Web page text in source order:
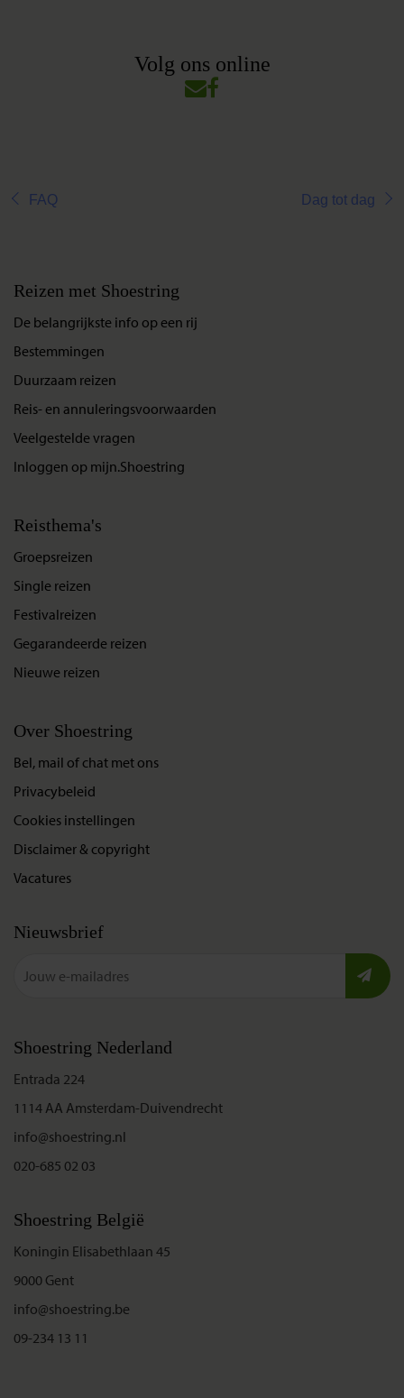
Volg ons online
FAQ Dag tot dag
Reizen met Shoestring
De belangrijkste info op een rij
Bestemmingen
Duurzaam reizen
Reis- en annuleringsvoorwaarden
Veelgestelde vragen
Inloggen op mijn.Shoestring
Reisthema's
Groepsreizen
Single reizen
Festivalreizen
Gegarandeerde reizen
Nieuwe reizen
Over Shoestring
Bel, mail of chat met ons
Privacybeleid
Cookies instellingen
Disclaimer & copyright
Vacatures
Nieuwsbrief
Shoestring Nederland
Entrada 224
1114 AA Amsterdam-Duivendrecht
info@shoestring.nl
020-685 02 03
Shoestring België
Koningin Elisabethlaan 45
9000 Gent
info@shoestring.be
09-234 13 11